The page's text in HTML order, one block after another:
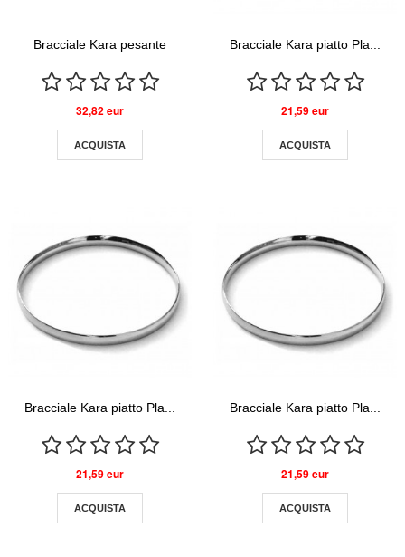
Bracciale Kara pesante
32,82 eur
ACQUISTA
Bracciale Kara piatto Pla...
21,59 eur
ACQUISTA
Bracciale Kara piatto Pla...
21,59 eur
ACQUISTA
Bracciale Kara piatto Pla...
21,59 eur
ACQUISTA